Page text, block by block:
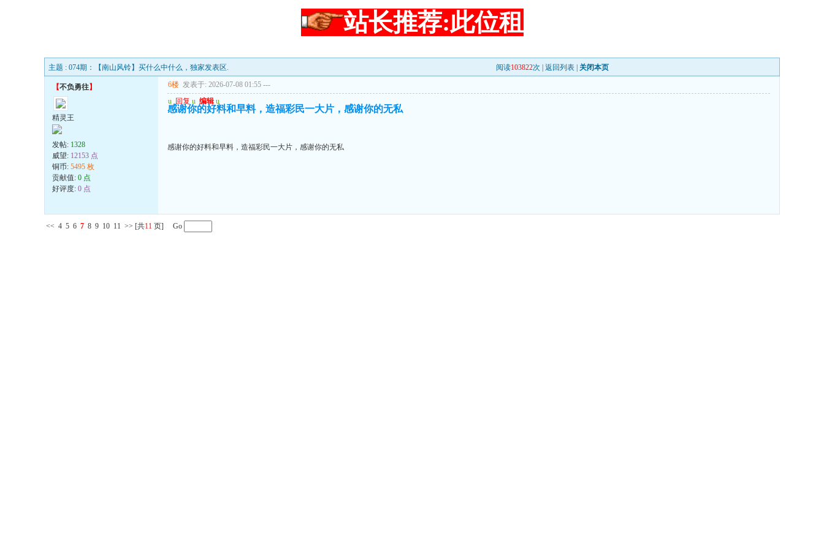
站长推荐:此位租
主题 : 074期：【南山风铃】买什么中什么，独家发表区. 阅读103822次 | 返回列表 关闭本页
【不负勇往】
精灵王
发帖: 1328
威望: 12153 点
铜币: 5495 枚
贡献值: 0 点
好评度: 0 点
6楼 发表于: 2026-07-08 01:55 ---
u 回复 u 编辑 u
感谢你的好料和早料，造福彩民一大片，感谢你的无私
感谢你的好料和早料，造福彩民一大片，感谢你的无私
<< 4 5 6 7 8 9 10 11 >> [共11 页] Go